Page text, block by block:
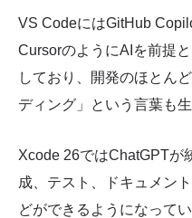
VS CodeにはGitHub
CursorのようにAIを前提
しており、開発のほとん
ディング」という言葉も
Xcode 26ではChatGPTが
成、テスト、ドキュメン
どができるようになってい